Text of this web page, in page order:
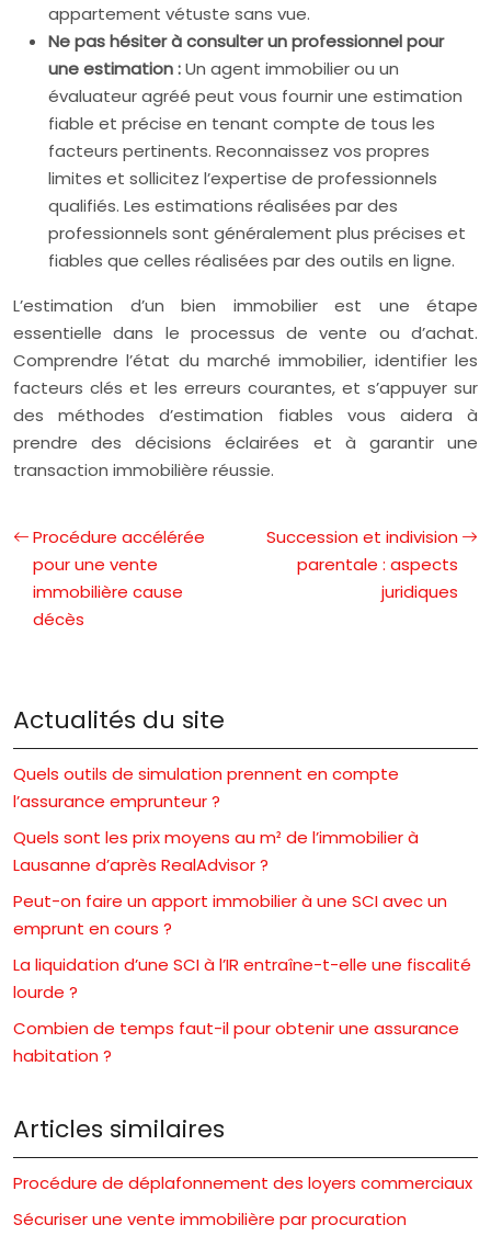
appartement vétuste sans vue.
Ne pas hésiter à consulter un professionnel pour
une estimation :Un agent immobilier ou un
évaluateur agréé peut vous fournir une estimation
fiable et précise en tenant compte de tous les
facteurs pertinents. Reconnaissez vos propres
limites et sollicitez l’expertise de professionnels
qualifiés. Les estimations réalisées par des
professionnels sont généralement plus précises et
fiables que celles réalisées par des outils en ligne.
L’estimation d’un bien immobilier est une étape
essentielle dans le processus de vente ou d’achat.
Comprendre l’état du marché immobilier, identifier les
facteurs clés et les erreurs courantes, et s’appuyer sur
des méthodes d’estimation fiables vous aidera à
prendre des décisions éclairées et à garantir une
transaction immobilière réussie.
Procédure accélérée
pour une vente
immobilière cause
décès
Succession et indivision
parentale : aspects
juridiques
Actualités du site
Quels outils de simulation prennent en compte
l’assurance emprunteur ?
Quels sont les prix moyens au m² de l’immobilier à
Lausanne d’après RealAdvisor ?
Peut-on faire un apport immobilier à une SCI avec un
emprunt en cours ?
La liquidation d’une SCI à l’IR entraîne-t-elle une fiscalité
lourde ?
Combien de temps faut-il pour obtenir une assurance
habitation ?
Articles similaires
Procédure de déplafonnement des loyers commerciaux
Sécuriser une vente immobilière par procuration